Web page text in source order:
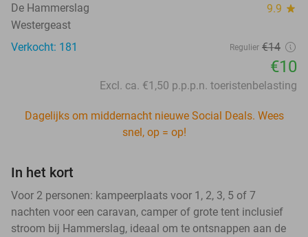
De Hammerslag 9.9 star
Westergeast
Verkocht: 181
Regulier €14
€10
Excl. ca. €1,50 p.p.p.n. toeristenbelasting
Dagelijks om middernacht nieuwe Social Deals. Wees
snel, op = op!
In het kort
Voor 2 personen: kampeerplaats voor 1, 2, 3, 5 of 7
nachten voor een caravan, camper of grote tent inclusief
stroom bij Hammerslag, ideaal om te ontsnappen aan de